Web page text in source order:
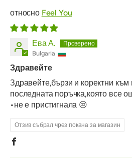
Feel You
Ева А.
Bulgaria
Здравейте
Здравейте,бързи и коректни
последната поръчка,която все
•не е пристигнала 😒
Отзив събрал чрез покана за магазин